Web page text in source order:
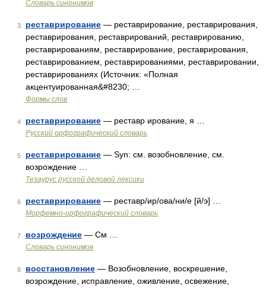
Словарь синонимов
3 реставрирование — реставрирование, реставрирования,
реставрирования, реставрирований, реставрированию,
реставрированиям, реставрирование, реставрирования,
реставрированием, реставрированиями, реставрировании,
реставрированиях (Источник: «Полная
акцентуированная&#8230; …
Формы слов
4 реставрирование — реставр ирование, я …
Русский орфографический словарь
5 реставрирование — Syn: см. возобновление, см.
возрождение …
Тезаурус русской деловой лексики
6 реставрирование — реставр/ир/ова/ни/е [й/э] …
Морфемно-орфографический словарь
7 возрождение — См …
Словарь синонимов
8 восстановление — Возобновление, воскрешение,
возрождение, исправление, оживление, освежение,